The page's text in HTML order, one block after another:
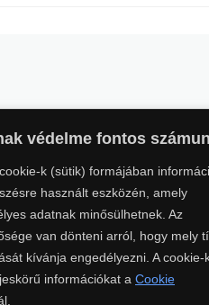
védelme fontos
k (sütik) formájában
használt eszközén, amely
adatnak minősülhetnek. Az
van dönteni arról, hogy mely
kívánja engedélyezni. A cookie-
információkat a Cookie
Kapcsolat
Cím: 2900 Komárom,